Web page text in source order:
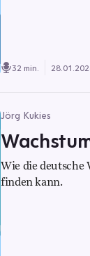
32 min.
Jörg Kukies
Wie die
finden kann.